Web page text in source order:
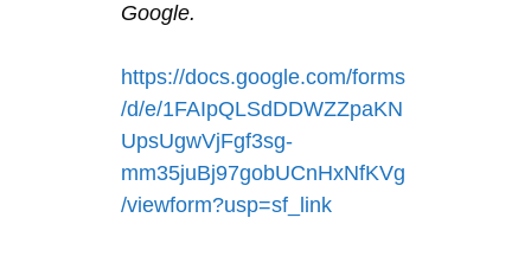
Google.
https://docs.google.com/forms
/d/e/1FAIpQLSdDDWZZpaKN
UpsUgwVjFgf3sg-
mm35juBj97gobUCnHxNfKVg
/viewform?usp=sf_link